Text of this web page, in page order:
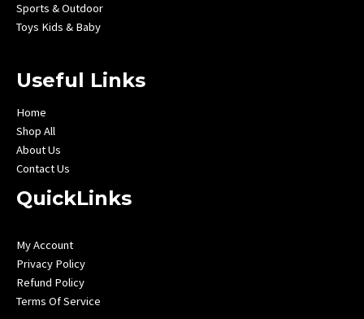
Sports & Outdoor
Toys Kids & Baby
Useful Links
Home
Shop All
About Us
Contact Us
QuickLinks
My Account
Privacy Policy
Refund Policy
Terms Of Service